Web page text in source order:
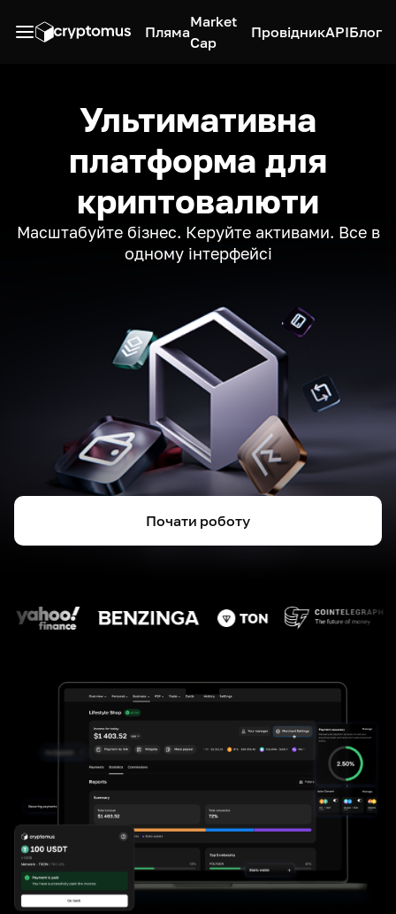
Пляма
Market
Cap
ПровідникAPIБлог
Ультимативна
платформа для
криптовалюти
Масштабуйте бізнес. Керуйте активами. Все в
одному інтерфейсі
Почати роботу